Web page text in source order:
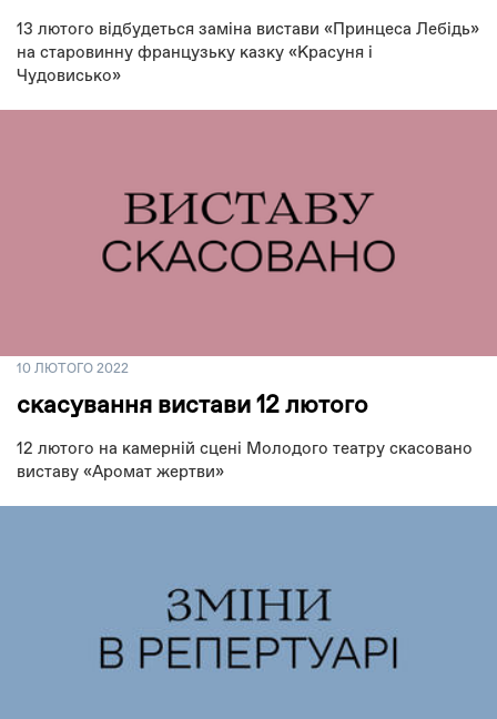
13 лютого відбудеться заміна вистави «Принцеса Лебідь»
на старовинну французьку казку «Красуня і
Чудовисько»
10 ЛЮТОГО 2022
скасування вистави 12 лютого
12 лютого на камерній сцені Молодого театру скасовано
виставу «Аромат жертви»